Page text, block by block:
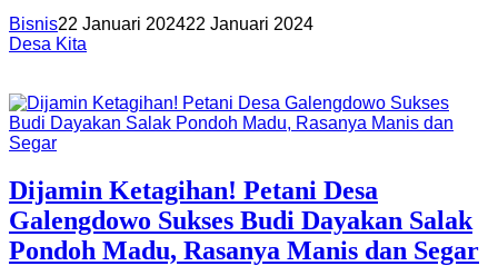
Bisnis22 Januari 202422 Januari 2024
Desa Kita
Dijamin Ketagihan! Petani Desa
Galengdowo Sukses Budi Dayakan Salak
Pondoh Madu, Rasanya Manis dan Segar